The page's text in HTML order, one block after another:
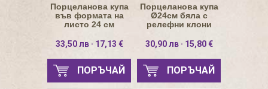
Порцеланова купа
във формата на
листо 24 см
33,50 лв · 17,13 €
ПОРЪЧАЙ
Порцеланова купа
Ø24см бяла с
релефни клони
30,90 лв · 15,80 €
ПОРЪЧАЙ